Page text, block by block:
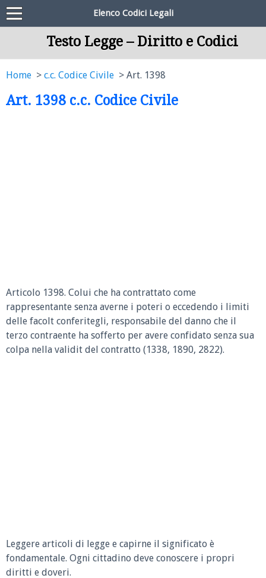
Elenco Codici Legali
Testo Legge – Diritto e Codici
Home c.c. Codice Civile Art. 1398
Art. 1398 c.c. Codice Civile
Articolo 1398. Colui che ha contrattato come
rappresentante senza averne i poteri o eccedendo i limiti
delle facolt conferitegli, responsabile del danno che il
terzo contraente ha sofferto per avere confidato senza sua
colpa nella validit del contratto (1338, 1890, 2822).
Leggere articoli di legge e capirne il significato è
fondamentale. Ogni cittadino deve conoscere i propri
diritti e doveri.